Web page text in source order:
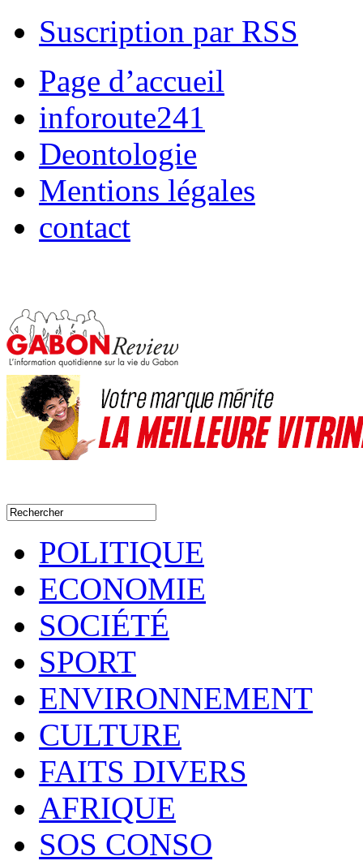
Suscription par RSS
Page d’accueil
inforoute241
Deontologie
Mentions légales
contact
POLITIQUE
ECONOMIE
SOCIÉTÉ
SPORT
ENVIRONNEMENT
CULTURE
FAITS DIVERS
AFRIQUE
SOS CONSO